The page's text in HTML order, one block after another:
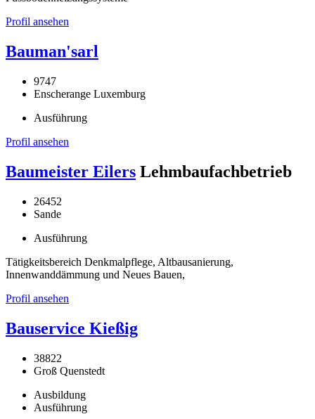
Profil ansehen
Bauman'sarl
9747
Enscherange Luxemburg
Ausführung
Profil ansehen
Baumeister Eilers Lehmbaufachbetrieb
26452
Sande
Ausführung
Tätigkeitsbereich Denkmalpflege, Altbausanierung,
Innenwanddämmung und Neues Bauen,
Profil ansehen
Bauservice Kießig
38822
Groß Quenstedt
Ausbildung
Ausführung